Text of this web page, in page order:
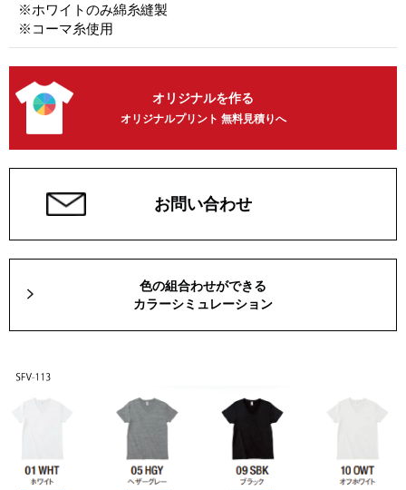
※ホワイトのみ綿糸縫製
※コーマ糸使用
オリジナルを作る
オリジナルプリント 無料見積りへ
お問い合わせ
色の組合わせができる
カラーシミュレーション